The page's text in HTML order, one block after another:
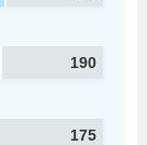
190
175